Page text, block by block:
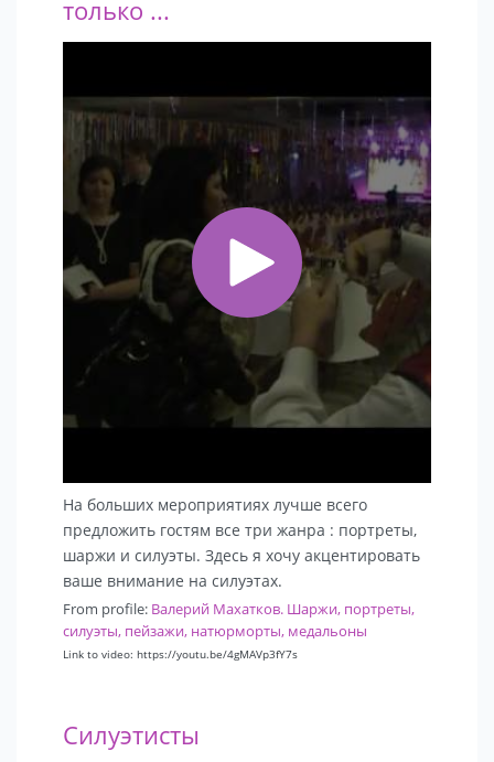
только ...
На больших мероприятиях лучше всего
предложить гостям все три жанра : портреты,
шаржи и силуэты. Здесь я хочу акцентировать
ваше внимание на силуэтах.
From profile: Валерий Махатков. Шаржи, портреты,
силуэты, пейзажи, натюрморты, медальоны
Link to video: https://youtu.be/4gMAVp3fY7s
Силуэтисты